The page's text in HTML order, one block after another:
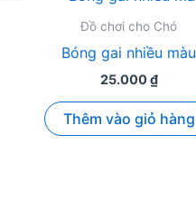
Đồ chơi cho Chó
Bóng gai nhiều màu
25.000₫
Thêm vào giỏ hàng